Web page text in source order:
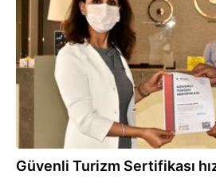
Güvenli Turizm Sertifikası